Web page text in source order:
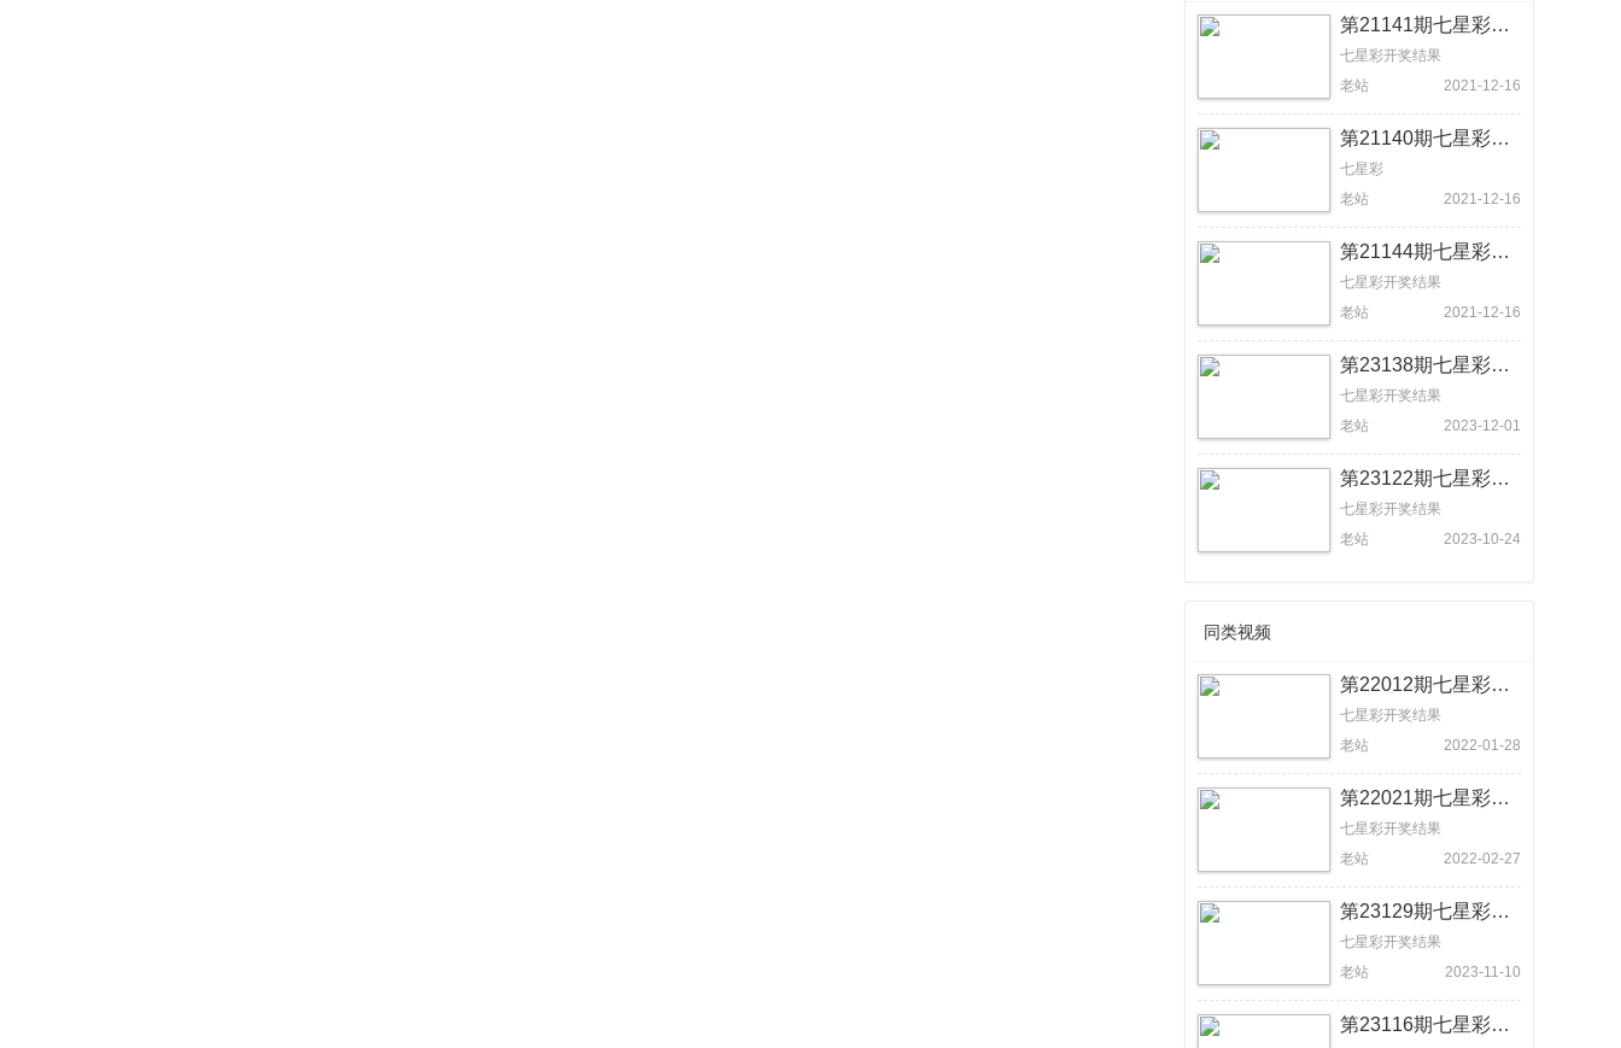
第21141期七星彩开奖结果:3204 11-13【体彩视频回放】
七星彩开奖结果
老站
2021-12-16
第21140期七星彩开奖结果:9827 107 【体彩视频回放】
七星彩
老站
2021-12-16
第21144期七星彩开奖结果:4748 392【体彩视频回放】
七星彩开奖结果
老站
2021-12-16
第23138期七星彩开奖结果：4672 757【体彩视频回放】
七星彩开奖结果
老站
2023-12-01
第23122期七星彩开奖结果：3615 98+12【体彩视频回放】
七星彩开奖结果
老站
2023-10-24
同类视频
第22012期七星彩开奖结果:2312 389【体彩视频回放】
七星彩开奖结果
老站
2022-01-28
第22021期七星彩开奖结果:6130 290【体彩视频回放】
七星彩开奖结果
老站
2022-02-27
第23129期七星彩开奖结果：4404 54+11【体彩视频回放】
七星彩开奖结果
老站
2023-11-10
第23116期七星彩开奖结果：1255 356【体彩视频回放】